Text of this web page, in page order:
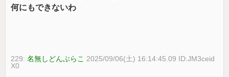
何にもできないわ
229:名無しどんぶらこ 2025/09/06(土) 16:14:45.09 ID:JM3ceid
X0